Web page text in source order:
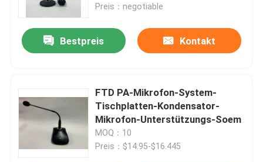
Preis：negotiable
Bestpreis Kontakt
FTD PA-Mikrofon-System-
Tischplatten-Kondensator-
Mikrofon-Unterstützungs-Soem
MOQ：10
Preis：$14.95-$16.445